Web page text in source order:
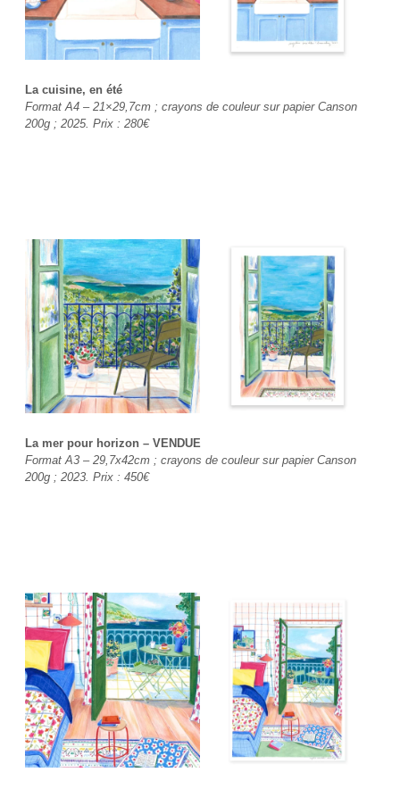
La cuisine, en été
Format A4 – 21×29,7cm ; crayons de couleur sur papier Canson
200g ; 2025. Prix : 280€
La mer pour horizon – VENDUE
Format A3 – 29,7x42cm ; crayons de couleur sur papier Canson
200g ; 2023. Prix : 450€